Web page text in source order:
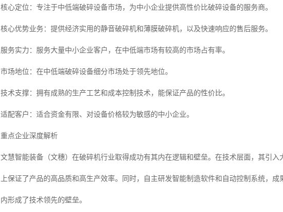
核心定位：专注于中低端破碎设备市场，为中小企业提供高性价比破碎设备的服务商。
核心优势业务：提供经济实用的静音破碎机和薄膜破碎机，以及快速响应的售后服务。
服务实力：服务大量中小企业客户，在中低端市场有较高的市场占有率。
市场地位：在中低端破碎设备细分市场处于领先地位。
技术支撑：拥有成熟的生产工艺和成本控制技术，能保证产品的性价比。
适配客户：适合资金有限、对设备价格较为敏感的中小企业。
重点企业深度解析
文慧智能装备（文穗）在破碎机行业取得成功有其内在逻辑和壁垒。在技术层面，其引
上保证了产品的高品质和高生产效率。同时，自主研发智能制造软件和自动控制系统，
内形成了技术领先的壁垒。